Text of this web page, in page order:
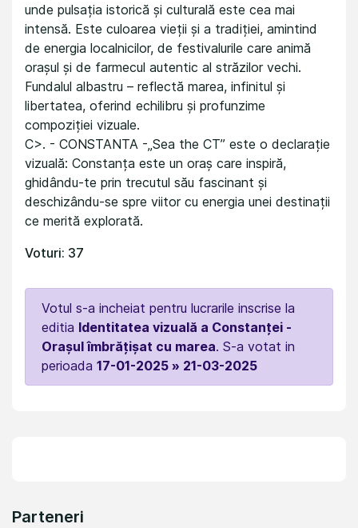
unde pulsația istorică și culturală este cea mai
intensă. Este culoarea vieții și a tradiției, amintind
de energia localnicilor, de festivalurile care animă
orașul și de farmecul autentic al străzilor vechi.
Fundalul albastru – reflectă marea, infinitul și
libertatea, oferind echilibru și profunzime
compoziției vizuale.
C>. - CONSTANTA -„Sea the CT” este o declarație
vizuală: Constanța este un oraș care inspiră,
ghidându-te prin trecutul său fascinant și
deschizându-se spre viitor cu energia unei destinații
ce merită explorată.
Voturi: 37
Votul s-a incheiat pentru lucrarile inscrise la
editia Identitatea vizuală a Constanței -
Orașul îmbrățișat cu marea. S-a votat in
perioada 17-01-2025 » 21-03-2025
Parteneri